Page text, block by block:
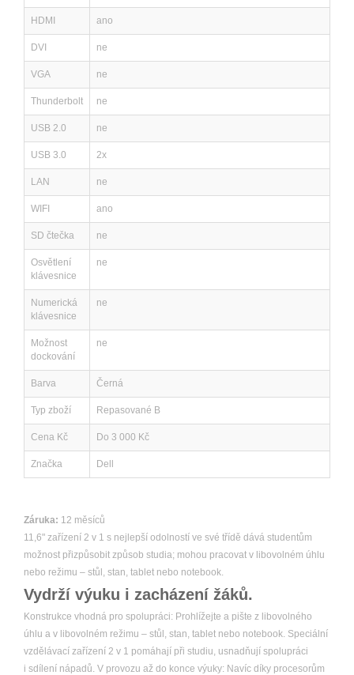
HDMI ano
DVI ne
VGA ne
Thunderbolt ne
USB 2.0 ne
USB 3.0 2x
LAN ne
WIFI ano
SD čtečka ne
Osvětlení
klávesnice
ne
Numerická
klávesnice
ne
Možnost
dockování
ne
Barva Černá
Typ zboží Repasované B
Cena Kč Do 3 000 Kč
Značka Dell
Záruka: 12 měsíců
11,6" zařízení 2 v 1 s nejlepší odolností ve své třídě dává studentům
možnost přizpůsobit způsob studia; mohou pracovat v libovolném úhlu
nebo režimu – stůl, stan, tablet nebo notebook.
Vydrží výuku i zacházení žáků.
Konstrukce vhodná pro spolupráci: Prohlížejte a pište z libovolného
úhlu a v libovolném režimu – stůl, stan, tablet nebo notebook. Speciální
vzdělávací zařízení 2 v 1 pomáhají při studiu, usnadňují spolupráci
i sdílení nápadů. V provozu až do konce výuky: Navíc díky procesorům